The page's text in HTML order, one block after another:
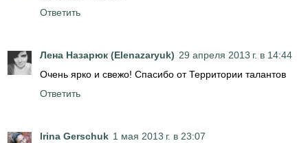
Ответить
Лена Назарюк (Elenazaryuk) 29 апреля 2013 г. в 14:44
Очень ярко и свежо! Спасибо от Территории талантов
Ответить
Irina Gerschuk 1 мая 2013 г. в 23:07